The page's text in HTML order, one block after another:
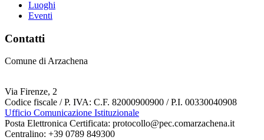
Luoghi
Eventi
Contatti
Comune di Arzachena
Via Firenze, 2
Codice fiscale / P. IVA: C.F. 82000900900 / P.I. 00330040908
Ufficio Comunicazione Istituzionale
Posta Elettronica Certificata: protocollo@pec.comarzachena.it
Centralino: +39 0789 849300